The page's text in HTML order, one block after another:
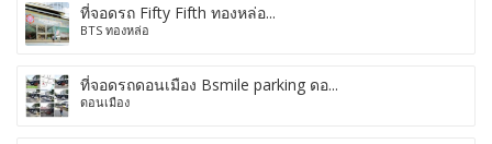
ที่จอดรถ Fifty Fifth ทองหล่อ...
BTS ทองหล่อ
ที่จอดรถดอนเมือง Bsmile parking ดอ...
ดอนเมือง